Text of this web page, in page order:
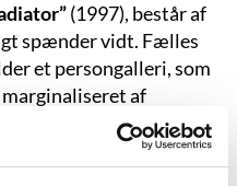
(1997), består af
spænder vidt. Fælles
et persongalleri, som
marginaliseret af
på bistandshjælp,
hele taget mennesker